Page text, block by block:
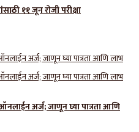
११ जून रोजी परीक्षा
अर्ज; जाणून घ्या पात्रता आणि